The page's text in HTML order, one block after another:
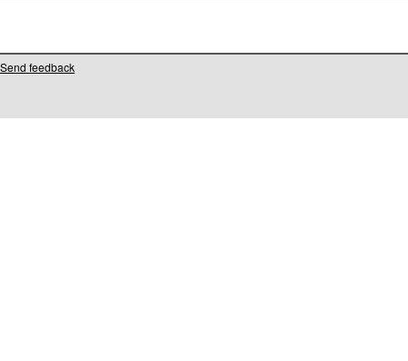
Send feedback